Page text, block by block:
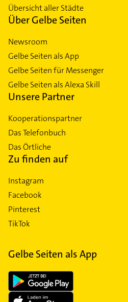
Übersicht aller Städte
Über Gelbe Seiten
Newsroom
Gelbe Seiten als App
Gelbe Seiten für Messenger
Gelbe Seiten als Alexa Skill
Unsere Partner
Kooperationspartner
Das Telefonbuch
Das Örtliche
Zu finden auf
Instagram
Facebook
Pinterest
TikTok
Gelbe Seiten als App